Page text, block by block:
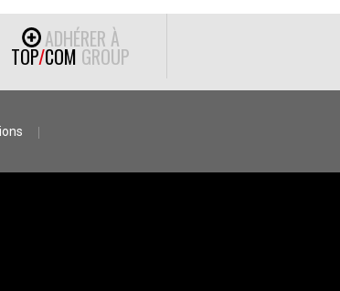
ADHÉRER À
TOP/COM GROUP